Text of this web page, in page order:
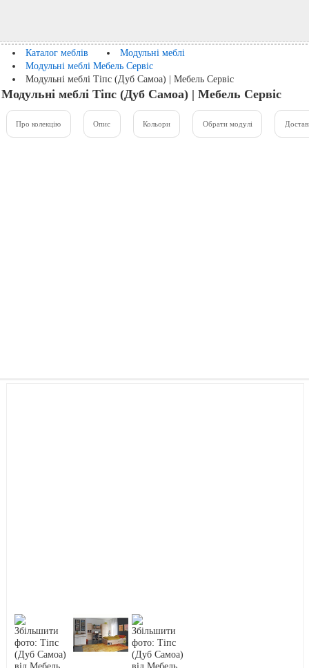
Каталог меблів
Модульні меблі
Модульні меблі Мебель Сервіс
Модульні меблі Тіпс (Дуб Самоа) | Мебель Сервіс
Модульні меблі Тіпс (Дуб Самоа) | Мебель Сервіс
Про колекцію Опис Кольори Обрати модулі